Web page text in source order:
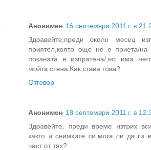
Анонимен 16 септември 2011 г. в
Здравейте,преди около месец
приятел,която още не е приета/
поканата е изпратена/,но има
мойта стена.Как става това?
Отговор
Анонимен 18 септември 2011 г. в
Здравейте, преди време изтрих
както и снимките си,мога ли да ги
част от тях?